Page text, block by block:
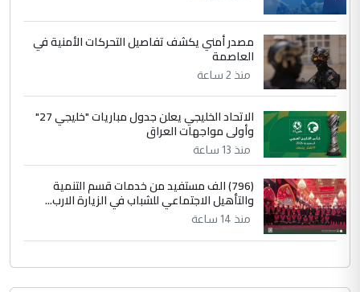
مصدر أمني يكشف تفاصيل التحركات الأمنية في
العاصمة
منذ 2 ساعة
الاتحاد الخليجي يعلن جدول مباريات "خليجي 27"
وأولى مواجهات العراق
منذ 13 ساعة
(796) الف مستفيد من خدمات قسم التنمية
والتأهيل الاجتماعي للشباب في الزيارة الارب...
منذ 14 ساعة